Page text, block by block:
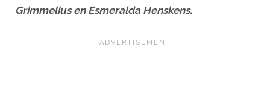
Grimmelius en Esmeralda Henskens.